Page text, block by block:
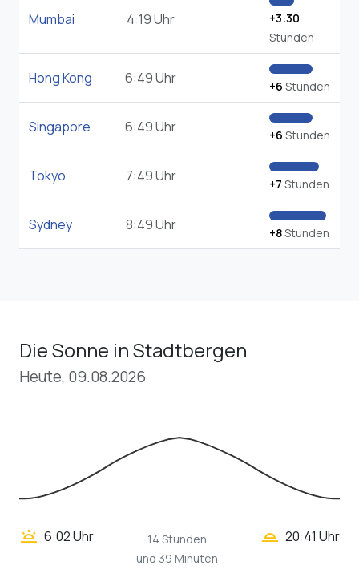
Mumbai 4:19 Uhr
+3:30
Stunden
Hong Kong 6:49 Uhr +6 Stunden
Singapore 6:49 Uhr +6 Stunden
Tokyo 7:49 Uhr +7 Stunden
Sydney 8:49 Uhr +8Stunden
Die Sonne in Stadtbergen
Heute, 09.08.2026
wb_twilight 6:02 Uhr
14 Stunden
und 39 Minuten
wb_twilight_2 20:41 Uhr